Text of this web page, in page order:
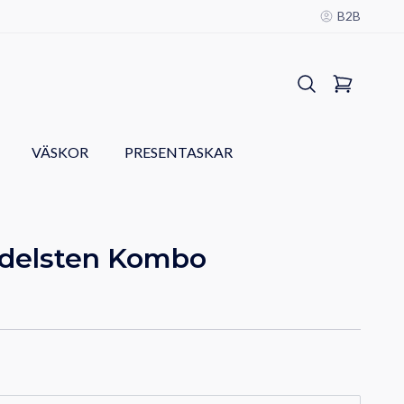
B2B
VÄSKOR PRESENTASKAR
Kombo